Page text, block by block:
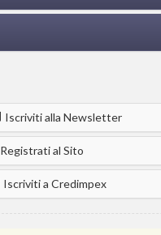
Iscriviti alla Newsletter
Registrati al Sito
Iscriviti a Credimpex